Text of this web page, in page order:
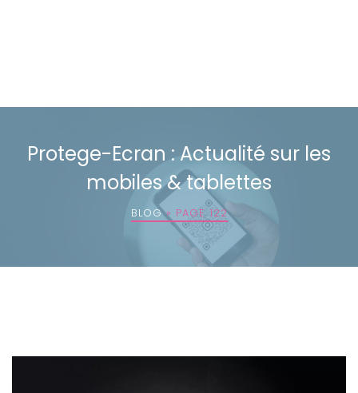
Protege-Ecran : Actualité sur les
mobiles & tablettes
BLOG» PAGE 122